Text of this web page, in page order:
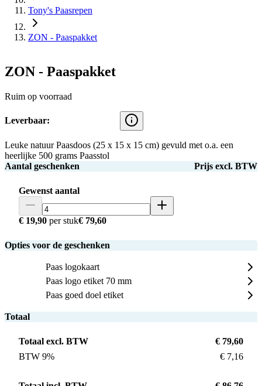
Tony's Paasrepen
ZON - Paaspakket
ZON - Paaspakket
Ruim op voorraad
Leverbaar:
Leuke natuur Paasdoos (25 x 15 x 15 cm) gevuld met o.a. een
heerlijke 500 grams Paasstol
Aantal geschenken
Prijs excl. BTW
Gewenst aantal
€ 19,90 per stuk€ 79,60
Opties voor de geschenken
Paas logokaart
Paas logo etiket 70 mm
Paas goed doel etiket
Totaal
Totaal excl. BTW
€ 79,60
BTW 9%
€ 7,16